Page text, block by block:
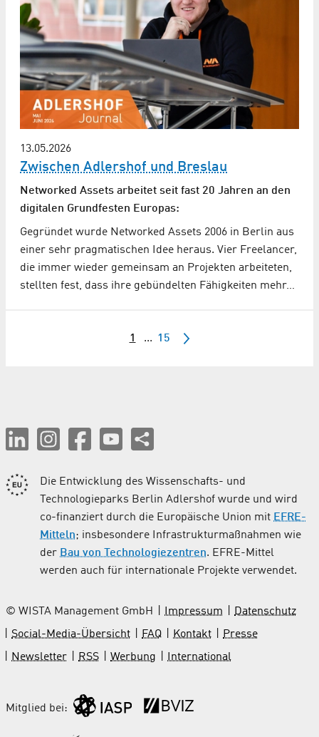
13.05.2026
Zwischen Adlershof und Breslau
Networked Assets arbeitet seit fast 20 Jahren an den
digitalen Grundfesten Europas:
Gegründet wurde Networked Assets 2006 in Berlin aus
einer sehr pragmatischen Idee heraus. Vier Freelancer,
die immer wieder gemeinsam an Projekten arbeiteten,
stellten fest, dass ihre gebündelten Fähigkeiten mehr…
1 ... 15
Die Entwicklung des Wissenschafts- und
Technologieparks Berlin Adlershof wurde und wird
co-finanziert durch die Europäische Union mit EFRE-
Mitteln; insbesondere Infrastrukturmaßnahmen wie
der Bau von Technologiezentren. EFRE-Mittel
werden auch für internationale Projekte verwendet.
© WISTA Management GmbH Impressum
Datenschutz
Social-Media-Übersicht
FAQ Kontakt
Presse
Newsletter
RSS Werbung International
Mitglied bei: